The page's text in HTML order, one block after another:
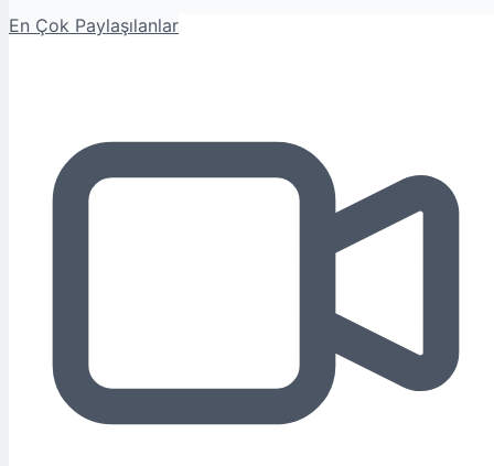
En Çok Paylaşılanlar